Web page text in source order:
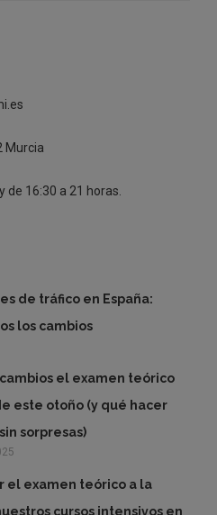
Murcia
de 16:30 a 21 horas.
de tráfico en España:
los cambios
el examen teórico
este otoño (y qué hacer
sorpresas)
el examen teórico a la
cursos intensivos en